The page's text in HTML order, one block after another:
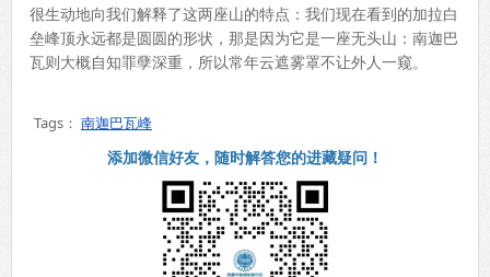
很生动地向我们解释了这两座山的特点：我们现在看到的加拉白
垒峰顶永远都是圆圆的形状，那是因为它是一座无头山：南迦巴
瓦则大概自知罪孽深重，所以常年云遮雾罩不让外人一窥。
Tags： 南迦巴瓦峰
添加微信好友，随时解答您的进藏疑问！